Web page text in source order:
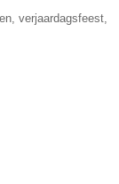
verjaardagsfeest,